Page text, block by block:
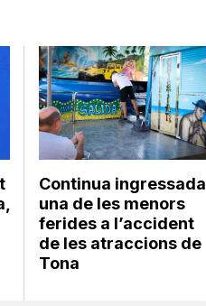
Continua ingressada
una de les menors
ferides a l’accident
de les atraccions de
Tona